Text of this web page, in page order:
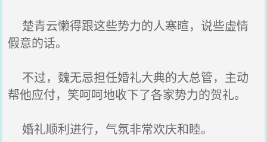
楚青云懒得跟这些势力的人寒暄，说些虚情
假意的话。
不过，魏无忌担任婚礼大典的大总管，主动
帮他应付，笑呵呵地收下了各家势力的贺礼。
婚礼顺利进行，气氛非常欢庆和睦。